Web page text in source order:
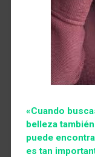
«Cuando
belleza
puede
es tan